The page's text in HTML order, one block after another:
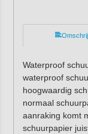
Waterproof
waterproof
hoogwaardig
normaal
aanraking komt
schuurpapier